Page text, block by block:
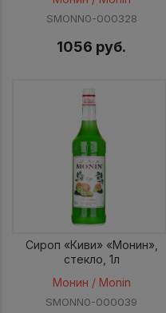
SMONN0-000328
1056 руб.
Сироп «Киви» «Монин»,
стекло, 1л
Монин / Monin
SMONN0-000039